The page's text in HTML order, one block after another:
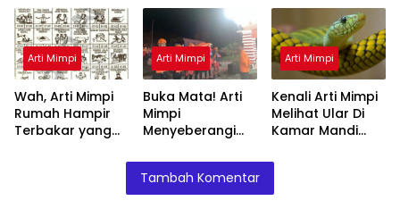
Diketahui
Ini Penjelasannya
Arti Mimpi
Wah, Arti Mimpi
Rumah Hampir
Terbakar yang
Arti Mimpi
Buka Mata! Arti
Mimpi
Menyeberangi
Teman Ternyata
Ini Artinya
Menurut Pakar
Arti Mimpi
Kenali Arti Mimpi
Melihat Ular Di
Kamar Mandi
Ini Penjelasannya
Tambah Komentar